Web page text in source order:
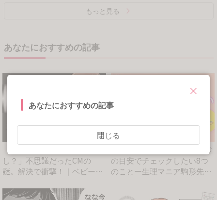
もっと見る
あなたにおすすめの記事
「きれいなお姉さんがおもら
し？」不思議だったCMの
謎。解決で衝撃！｜ベビーカ
あなたの生理大丈夫！？受診
の目安でチェックしたい8つ
のことー生理マニア駒形先生
あなたにおすすめの記事
閉じる